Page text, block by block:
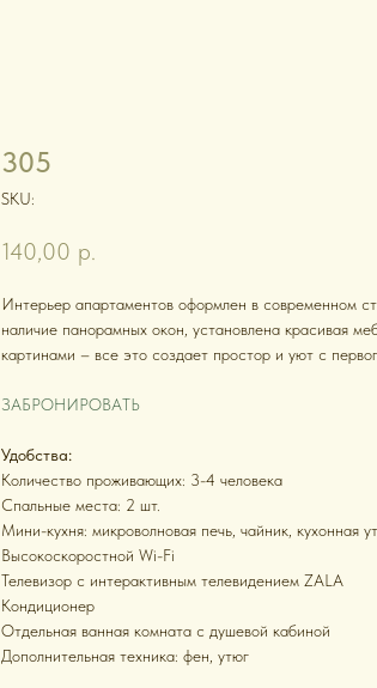
305
SKU:
140,00 р.
Интерьер апартаментов оформлен в современном
наличие панорамных окон, установлена красивая
картинами – все это создает простор и уют с
ЗАБРОНИРОВАТЬ
Удобства:
Количество проживающих: 3-4 человека
Спальные места: 2 шт.
Мини-кухня: микроволновая печь, чайник, кухонная
Высокоскоростной Wi-Fi
Телевизор с интерактивным телевидением ZALA
Кондиционер
Отдельная ванная комната с душевой кабиной
Дополнительная техника: фен, утюг